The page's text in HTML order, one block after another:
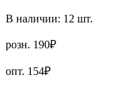
В наличии: 12 шт.
розн. 190₽
опт. 154₽